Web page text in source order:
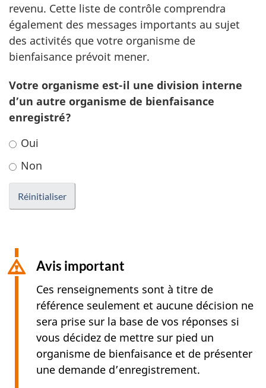
revenu. Cette liste de contrôle comprendra
également des messages importants au sujet
des activités que votre organisme de
bienfaisance prévoit mener.
Votre organisme est-il une division interne
d’un autre organisme de bienfaisance
enregistré?
Oui
Non
Avis important
Ces renseignements sont à titre de
référence seulement et aucune décision ne
sera prise sur la base de vos réponses si
vous décidez de mettre sur pied un
organisme de bienfaisance et de présenter
une demande d’enregistrement.